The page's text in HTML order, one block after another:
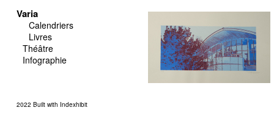
Varia
Calendriers
Livres
Théâtre
Infographie
2022 Built with Indexhibit